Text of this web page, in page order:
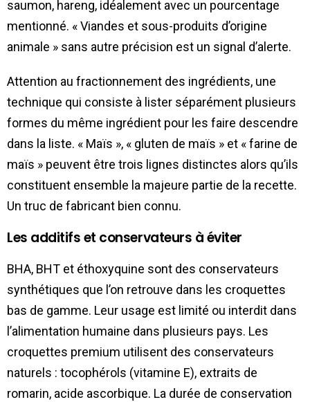
saumon, hareng, idéalement avec un pourcentage
mentionné. « Viandes et sous-produits d’origine
animale » sans autre précision est un signal d’alerte.
Attention au fractionnement des ingrédients, une
technique qui consiste à lister séparément plusieurs
formes du même ingrédient pour les faire descendre
dans la liste. « Maïs », « gluten de maïs » et « farine de
maïs » peuvent être trois lignes distinctes alors qu’ils
constituent ensemble la majeure partie de la recette.
Un truc de fabricant bien connu.
Les additifs et conservateurs à éviter
BHA, BHT et éthoxyquine sont des conservateurs
synthétiques que l’on retrouve dans les croquettes
bas de gamme. Leur usage est limité ou interdit dans
l’alimentation humaine dans plusieurs pays. Les
croquettes premium utilisent des conservateurs
naturels : tocophérols (vitamine E), extraits de
romarin, acide ascorbique. La durée de conservation